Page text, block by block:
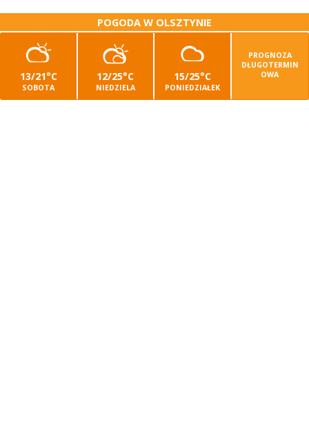
POGODA W OLSZTYNIE
13/21°C
SOBOTA
12/25°C
NIEDZIELA
15/25°C
PONIEDZIAŁEK
PROGNOZA
DŁUGOTERMIN
OWA